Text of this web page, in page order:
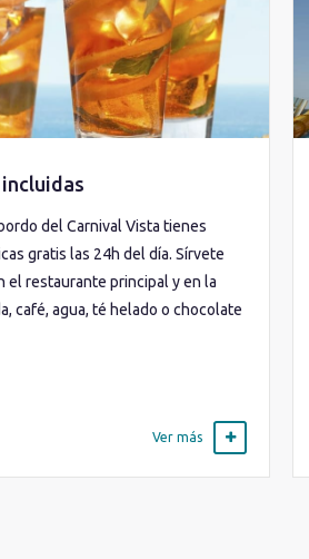
del Carnival Vista tienes
gratis las 24h del día. Sírvete
el restaurante principal y en la
café, agua, té helado o chocolate
Ver más